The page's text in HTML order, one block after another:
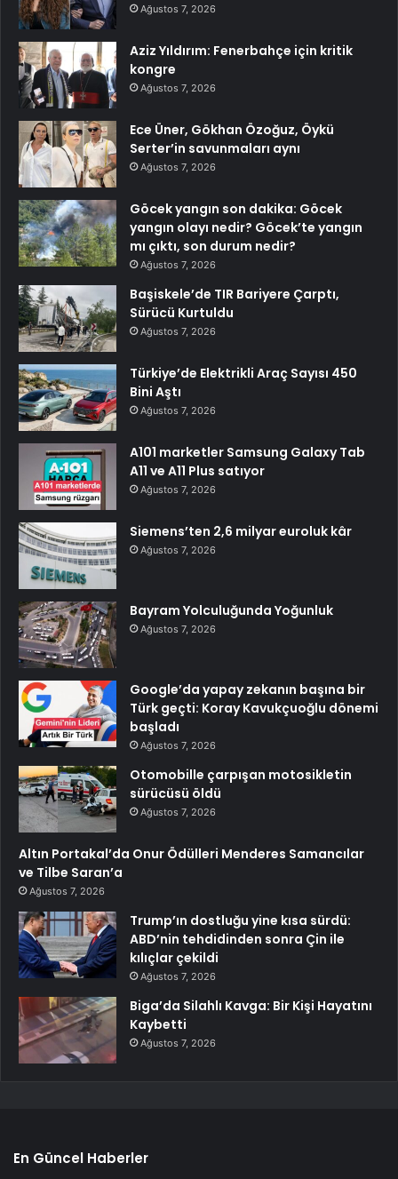
Ağustos 7, 2026
Aziz Yıldırım: Fenerbahçe için kritik
kongre
Ağustos 7, 2026
Ece Üner, Gökhan Özoğuz, Öykü
Serter’in savunmaları aynı
Ağustos 7, 2026
Göcek yangın son dakika: Göcek
yangın olayı nedir? Göcek’te yangın
mı çıktı, son durum nedir?
Ağustos 7, 2026
Başiskele’de TIR Bariyere Çarptı,
Sürücü Kurtuldu
Ağustos 7, 2026
Türkiye’de Elektrikli Araç Sayısı 450
Bini Aştı
Ağustos 7, 2026
A101 marketler Samsung Galaxy Tab
A11 ve A11 Plus satıyor
Ağustos 7, 2026
Siemens’ten 2,6 milyar euroluk kâr
Ağustos 7, 2026
Bayram Yolculuğunda Yoğunluk
Ağustos 7, 2026
Google’da yapay zekanın başına bir
Türk geçti: Koray Kavukçuoğlu dönemi
başladı
Ağustos 7, 2026
Otomobille çarpışan motosikletin
sürücüsü öldü
Ağustos 7, 2026
Altın Portakal’da Onur Ödülleri Menderes Samancılar
ve Tilbe Saran’a
Ağustos 7, 2026
Trump’ın dostluğu yine kısa sürdü:
ABD’nin tehdidinden sonra Çin ile
kılıçlar çekildi
Ağustos 7, 2026
Biga’da Silahlı Kavga: Bir Kişi Hayatını
Kaybetti
Ağustos 7, 2026
En Güncel Haberler